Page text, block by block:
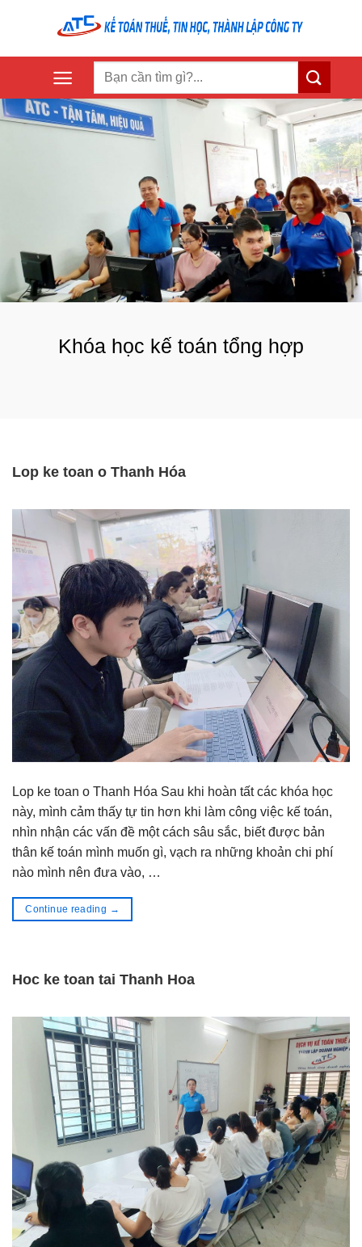
Khóa học kế toán tổng hợp
Lop ke toan o Thanh Hóa
Lop ke toan o Thanh Hóa Sau khi hoàn tất các khóa học
này, mình cảm thấy tự tin hơn khi làm công việc kế toán,
nhìn nhận các vấn đề một cách sâu sắc, biết được bản
thân kế toán mình muốn gì, vạch ra những khoản chi phí
nào mình nên đưa vào, …
Continue reading →
Hoc ke toan tai Thanh Hoa